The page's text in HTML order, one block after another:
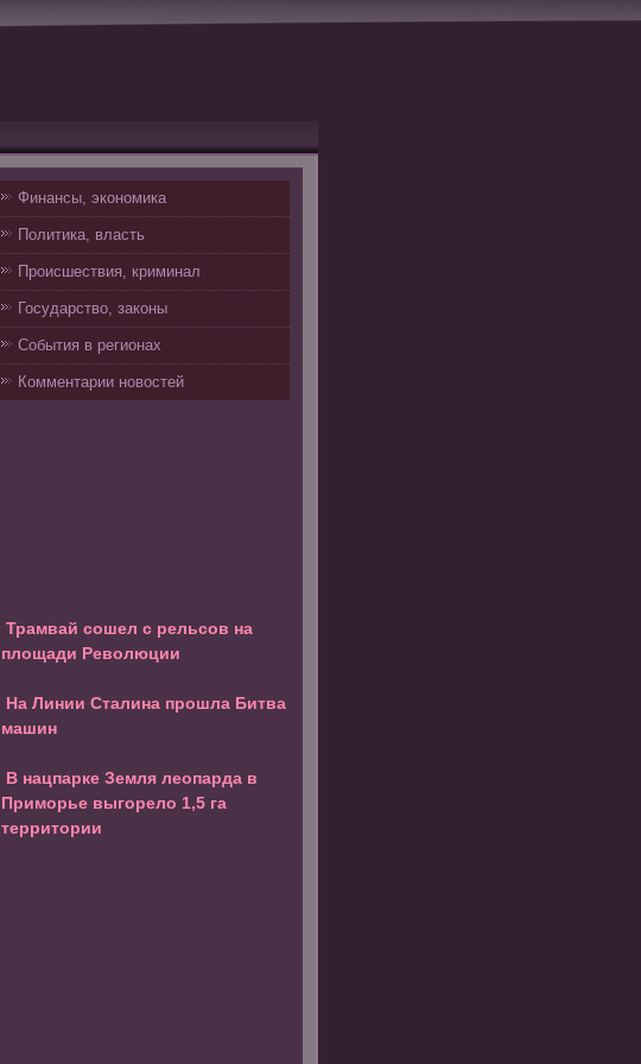
Финансы, экономика
Политика, власть
Происшествия, криминал
Государство, законы
События в регионах
Комментарии новостей
Трамвай сошел с рельсов на
площади Революции
На Линии Сталина прошла Битва
машин
В нацпарке Земля леопарда в
Приморье выгорело 1,5 га
территории